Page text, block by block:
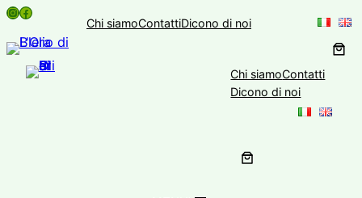
Vai
contenuto
Instagram
Facebook
Chi siamoContattiDicono di noi
Chi siamoContatti
Dicono di noi